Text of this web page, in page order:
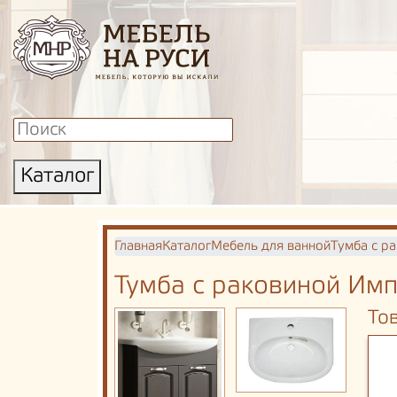
Каталог
ГлавнаяКаталогМебель для ваннойТумба с
Тумба с раковиной